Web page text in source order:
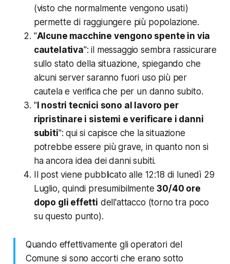
(visto che normalmente vengono usati)
permette di raggiungere più popolazione.
"Alcune macchine vengono spente in via
cautelativa": il messaggio sembra rassicurare
sullo stato della situazione, spiegando che
alcuni server saranno fuori uso più per
cautela e verifica che per un danno subito.
"I nostri tecnici sono al lavoro per
ripristinare i sistemi e verificare i danni
subiti": qui si capisce che la situazione
potrebbe essere più grave, in quanto non si
ha ancora idea dei danni subiti.
Il post viene pubblicato alle 12:18 di lunedì 29
Luglio, quindi presumibilmente30/40 ore
dopo gli effetti dell'attacco (torno tra poco
su questo punto).
Quando effettivamente gli operatori del
Comune si sono accorti che erano sotto